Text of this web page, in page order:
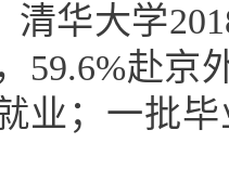
清华大学
59.6%赴京
业；一批